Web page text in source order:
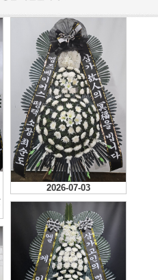
2026-07-03